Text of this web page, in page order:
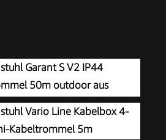
Garant S V2 IP44
50m outdoor aus
Vario Line Kabelbox 4-
Kabeltrommel 5m